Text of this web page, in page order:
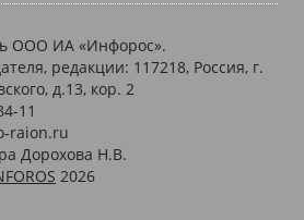
ООО ИА «Инфорос».
редакции: 117218, Россия, г.
д.13, кор. 2
11
raion.ru
Дорохова Н.В.
2026